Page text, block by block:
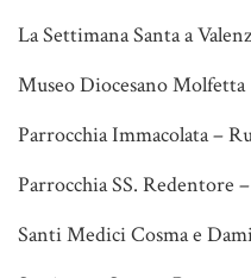
La Settimana Santa a
Museo Diocesano Molfetta
Parrocchia Immacolata –
Parrocchia SS. Redentore
Santi Medici Cosma e